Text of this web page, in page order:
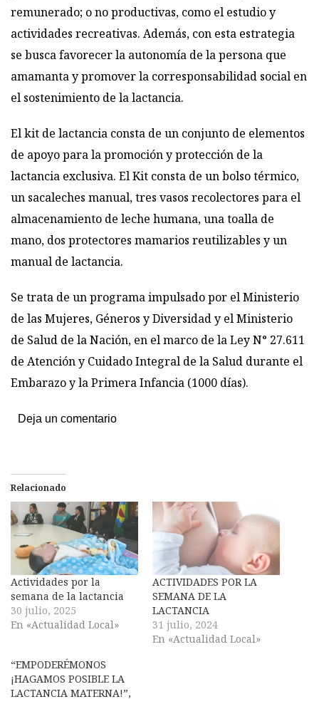
remunerado; o no productivas, como el estudio y
actividades recreativas. Además, con esta estrategia
se busca favorecer la autonomía de la persona que
amamanta y promover la corresponsabilidad social en
el sostenimiento de la lactancia.
El kit de lactancia consta de un conjunto de elementos
de apoyo para la promoción y protección de la
lactancia exclusiva. El Kit consta de un bolso térmico,
un sacaleches manual, tres vasos recolectores para el
almacenamiento de leche humana, una toalla de
mano, dos protectores mamarios reutilizables y un
manual de lactancia.
Se trata de un programa impulsado por el Ministerio
de las Mujeres, Géneros y Diversidad y el Ministerio
de Salud de la Nación, en el marco de la Ley N° 27.611
de Atención y Cuidado Integral de la Salud durante el
Embarazo y la Primera Infancia (1000 días).
Deja un comentario
Relacionado
Actividades por la
semana de la lactancia
30 julio, 2025
En «Actualidad Local»
ACTIVIDADES POR LA
SEMANA DE LA
LACTANCIA
31 julio, 2024
En «Actualidad Local»
“EMPODERÉMONOS
¡HAGAMOS POSIBLE LA
LACTANCIA MATERNA!”,